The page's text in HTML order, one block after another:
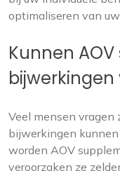
optimaliseren van
Kunnen
bijwerkingen
Veel mensen
bijwerkingen
worden AOV
veroorzaken ze